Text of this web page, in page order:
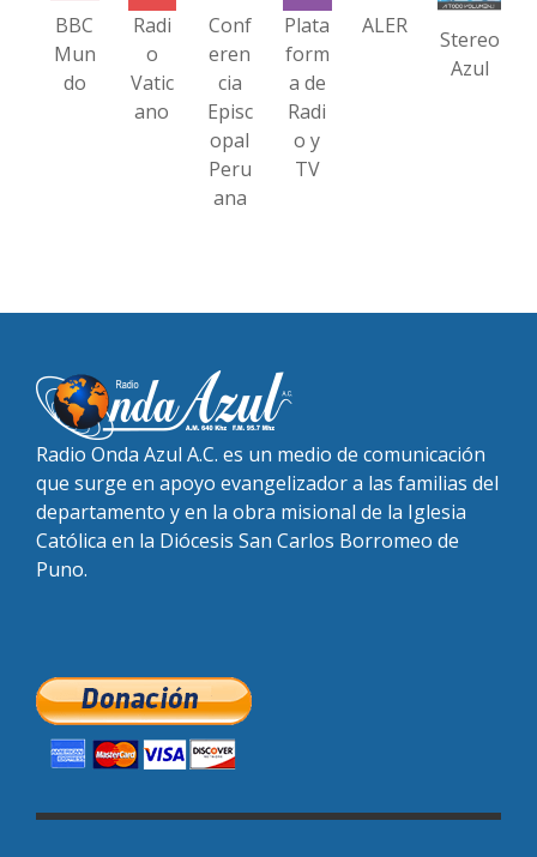
BBC
Mun
do
Radi
o
Vatic
ano
Conf
eren
cia
Episc
opal
Peru
ana
Plata
form
a de
Radi
o y
TV
ALER
Stereo
Azul
Radio Onda Azul A.C. es un medio de comunicación
que surge en apoyo evangelizador a las familias del
departamento y en la obra misional de la Iglesia
Católica en la Diócesis San Carlos Borromeo de
Puno.